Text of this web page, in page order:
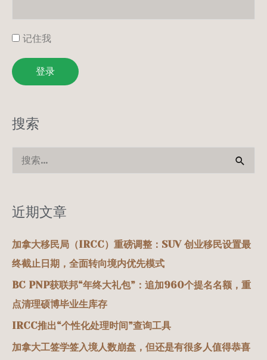
记住我
登录
搜索
近期文章
加拿大移民局（IRCC）重磅调整：SUV 创业移民设置最
终截止日期，全面转向境内优先模式
BC PNP获联邦“年终大礼包”：追加960个提名名额，重
点清理硕博毕业生库存
IRCC推出“个性化处理时间”查询工具
加拿大工签学签入境人数崩盘，但还是有很多人值得恭喜